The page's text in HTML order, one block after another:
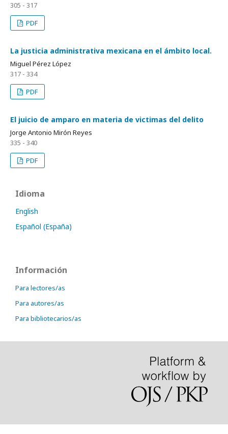
305 - 317
PDF
La justicia administrativa mexicana en el ámbito local.
Miguel Pérez López
317 - 334
PDF
El juicio de amparo en materia de victimas del delito
Jorge Antonio Mirón Reyes
335 - 340
PDF
Idioma
English
Español (España)
Información
Para lectores/as
Para autores/as
Para bibliotecarios/as